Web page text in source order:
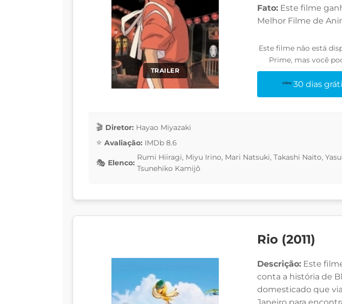
TRAILER
Fato: Este filme
Melhor Filme de
Este filme não está
Prime, mas você
30 dias
Diretor: Hayao Miyazaki
Avaliação: IMDb 8.6
Elenco:
Rumi Hiiragi, Miyu Irino, Mari Natsuki, Takashi Naito,
Tsunehiko Kamijô
Rio (2011)
Descrição: Este
conta a história de
domesticado que